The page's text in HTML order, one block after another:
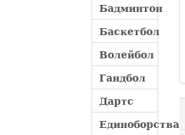
Бадминтон
Баскетбол
Волейбол
Гандбол
Дартс
Единоборства